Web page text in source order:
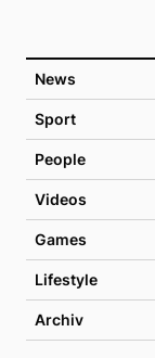
News
Sport
People
Videos
Games
Lifestyle
Archiv